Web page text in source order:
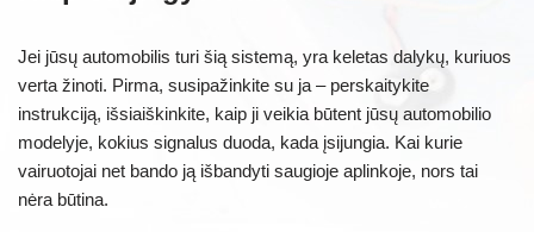
Jei jūsų automobilis turi šią sistemą, yra keletas dalykų, kuriuos
verta žinoti. Pirma, susipažinkite su ja – perskaitykite
instrukciją, išsiaiškinkite, kaip ji veikia būtent jūsų automobilio
modelyje, kokius signalus duoda, kada įsijungia. Kai kurie
vairuotojai net bando ją išbandyti saugioje aplinkoje, nors tai
nėra būtina.